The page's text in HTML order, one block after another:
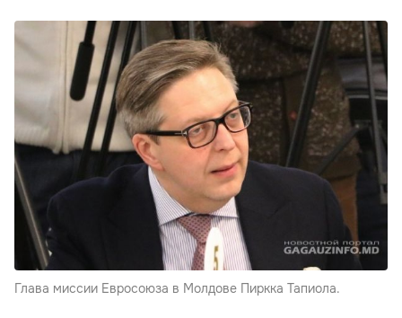
Глава миссии Евросоюза в Молдове Пиркка Тапиола.